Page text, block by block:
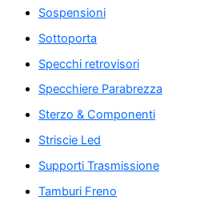
Sospensioni
Sottoporta
Specchi retrovisori
Specchiere Parabrezza
Sterzo & Componenti
Striscie Led
Supporti Trasmissione
Tamburi Freno